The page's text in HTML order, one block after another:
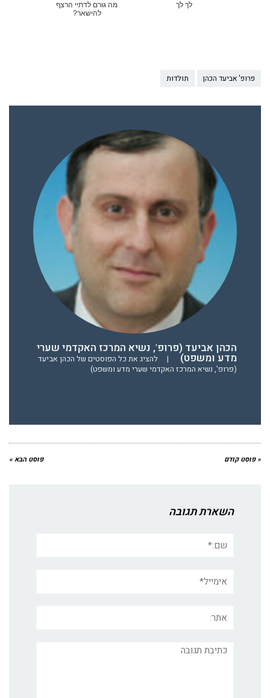
לך לך
מה גורם לדתיי הרצף
להישאר?
פרופ' אביעד הכהן תולדות
הכהן אביעד (פרופ', נשיא המרכז האקדמי שערי
מדע ומשפט) |
להציג את כל הפוסטים של הכהן אביעד
(פרופ', נשיא המרכז האקדמי שערי מדע ומשפט)
« פוסט קודם פוסט הבא »
השארת תגובה
תגובה